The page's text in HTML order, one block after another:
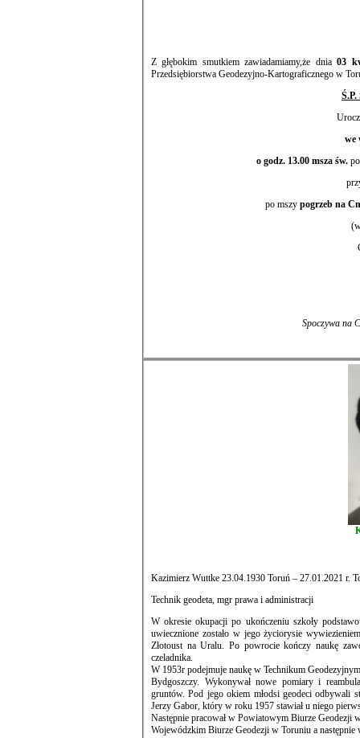
Z głębokim smutkiem zawiadamiamy,że dnia 03
o godz. 13.00 msza św.
po mszy
Kazimierz Wuttke 23.04.1930 Toruń – 27.01.2021 r.
Technik geodeta, mgr prawa i administracji
W okresie okupacji po ukończeniu szkoły
uwiecznione zostało w jego życiorysie wywiezieniem w wieku 13 lat i 10 miesięcy do obozu dla internowanych w
Złotoust na Uralu. Po powrocie kończy naukę zawodu i
czeladnika.
W 1953r podejmuje naukę w Technikum Geodezyjnym uzyskując tytuł technika geodety. Pracował w Wojewódzkim Biurze
Bydgoszczy. Wykonywał nowe pomiary i reambulacje różnych miejscowości przygotowujące do założenia
gruntów. Pod jego okiem młodsi geodeci odbywali staże pracy i
Jerzy Gabor, który w roku 1957 stawiał u niego
Następnie pracował w Powiatowym Biurze Geodezji